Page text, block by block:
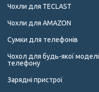
Чохли для TECLAST
Чохли для AMAZON
Сумки для телефонів
Чохол для будь-якої моделі
телефону
Зарядні пристрої